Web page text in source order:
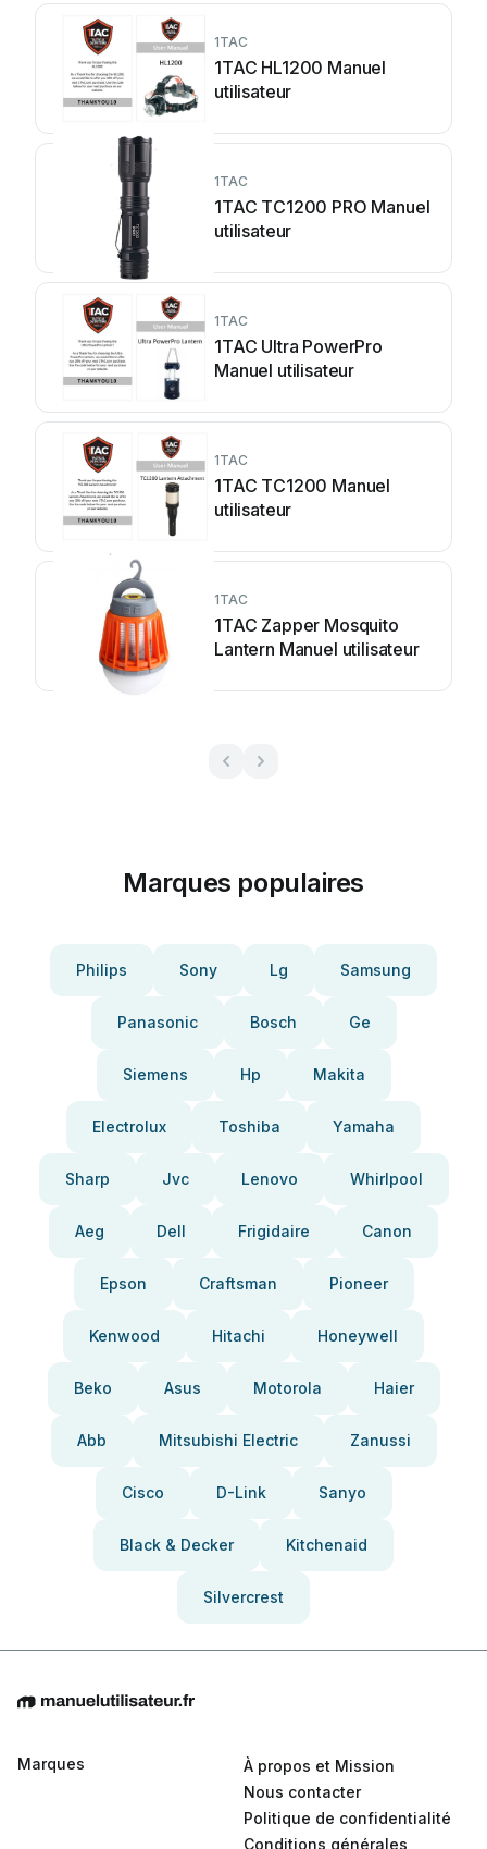
1TAC
1TAC HL1200 Manuel
utilisateur
1TAC
1TAC TC1200 PRO Manuel
utilisateur
1TAC
1TAC Ultra PowerPro
Manuel utilisateur
1TAC
1TAC TC1200 Manuel
utilisateur
1TAC
1TAC Zapper Mosquito
Lantern Manuel utilisateur
Marques populaires
Philips Sony Lg Samsung
Panasonic Bosch Ge
Siemens Hp Makita
Electrolux Toshiba Yamaha
Sharp Jvc Lenovo Whirlpool
Aeg Dell Frigidaire Canon
Epson Craftsman Pioneer
Kenwood Hitachi Honeywell
Beko Asus Motorola Haier
Abb Mitsubishi Electric Zanussi
Cisco D-Link Sanyo
Black & Decker Kitchenaid
Silvercrest
Marques
À propos et Mission
Nous contacter
Politique de confidentialité
Conditions générales